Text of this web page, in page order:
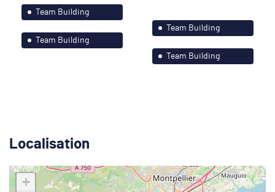
Team Building
Team Building
Team Building
Team Building
Localisation
+